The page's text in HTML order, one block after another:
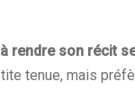
rendre son récit
tenue, mais